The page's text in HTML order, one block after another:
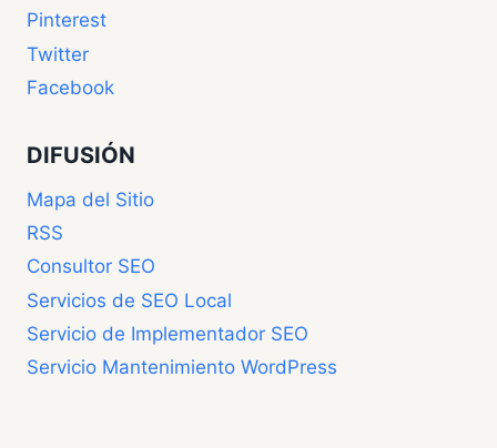
Pinterest
Twitter
Facebook
DIFUSIÓN
Mapa del Sitio
RSS
Consultor SEO
Servicios de SEO Local
Servicio de Implementador SEO
Servicio Mantenimiento WordPress